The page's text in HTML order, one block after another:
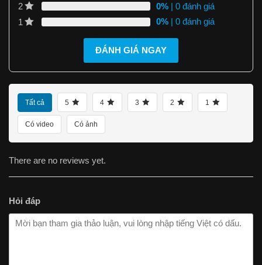
2
0% | 0 đánh giá
1
0% | 0 đánh giá
ĐÁNH GIÁ NGAY
Tất cả 5 4 3 2 1
Có video Có ảnh
There are no reviews yet.
Hỏi đáp